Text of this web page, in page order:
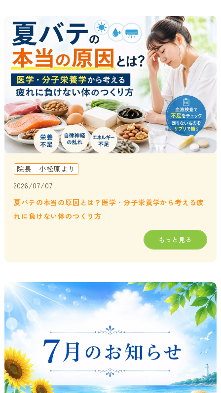
院長 小松原より
2026/07/07
夏バテの本当の原因とは？医学・分子栄養学から考える疲
れに負けない体のつくり方
もっと見る